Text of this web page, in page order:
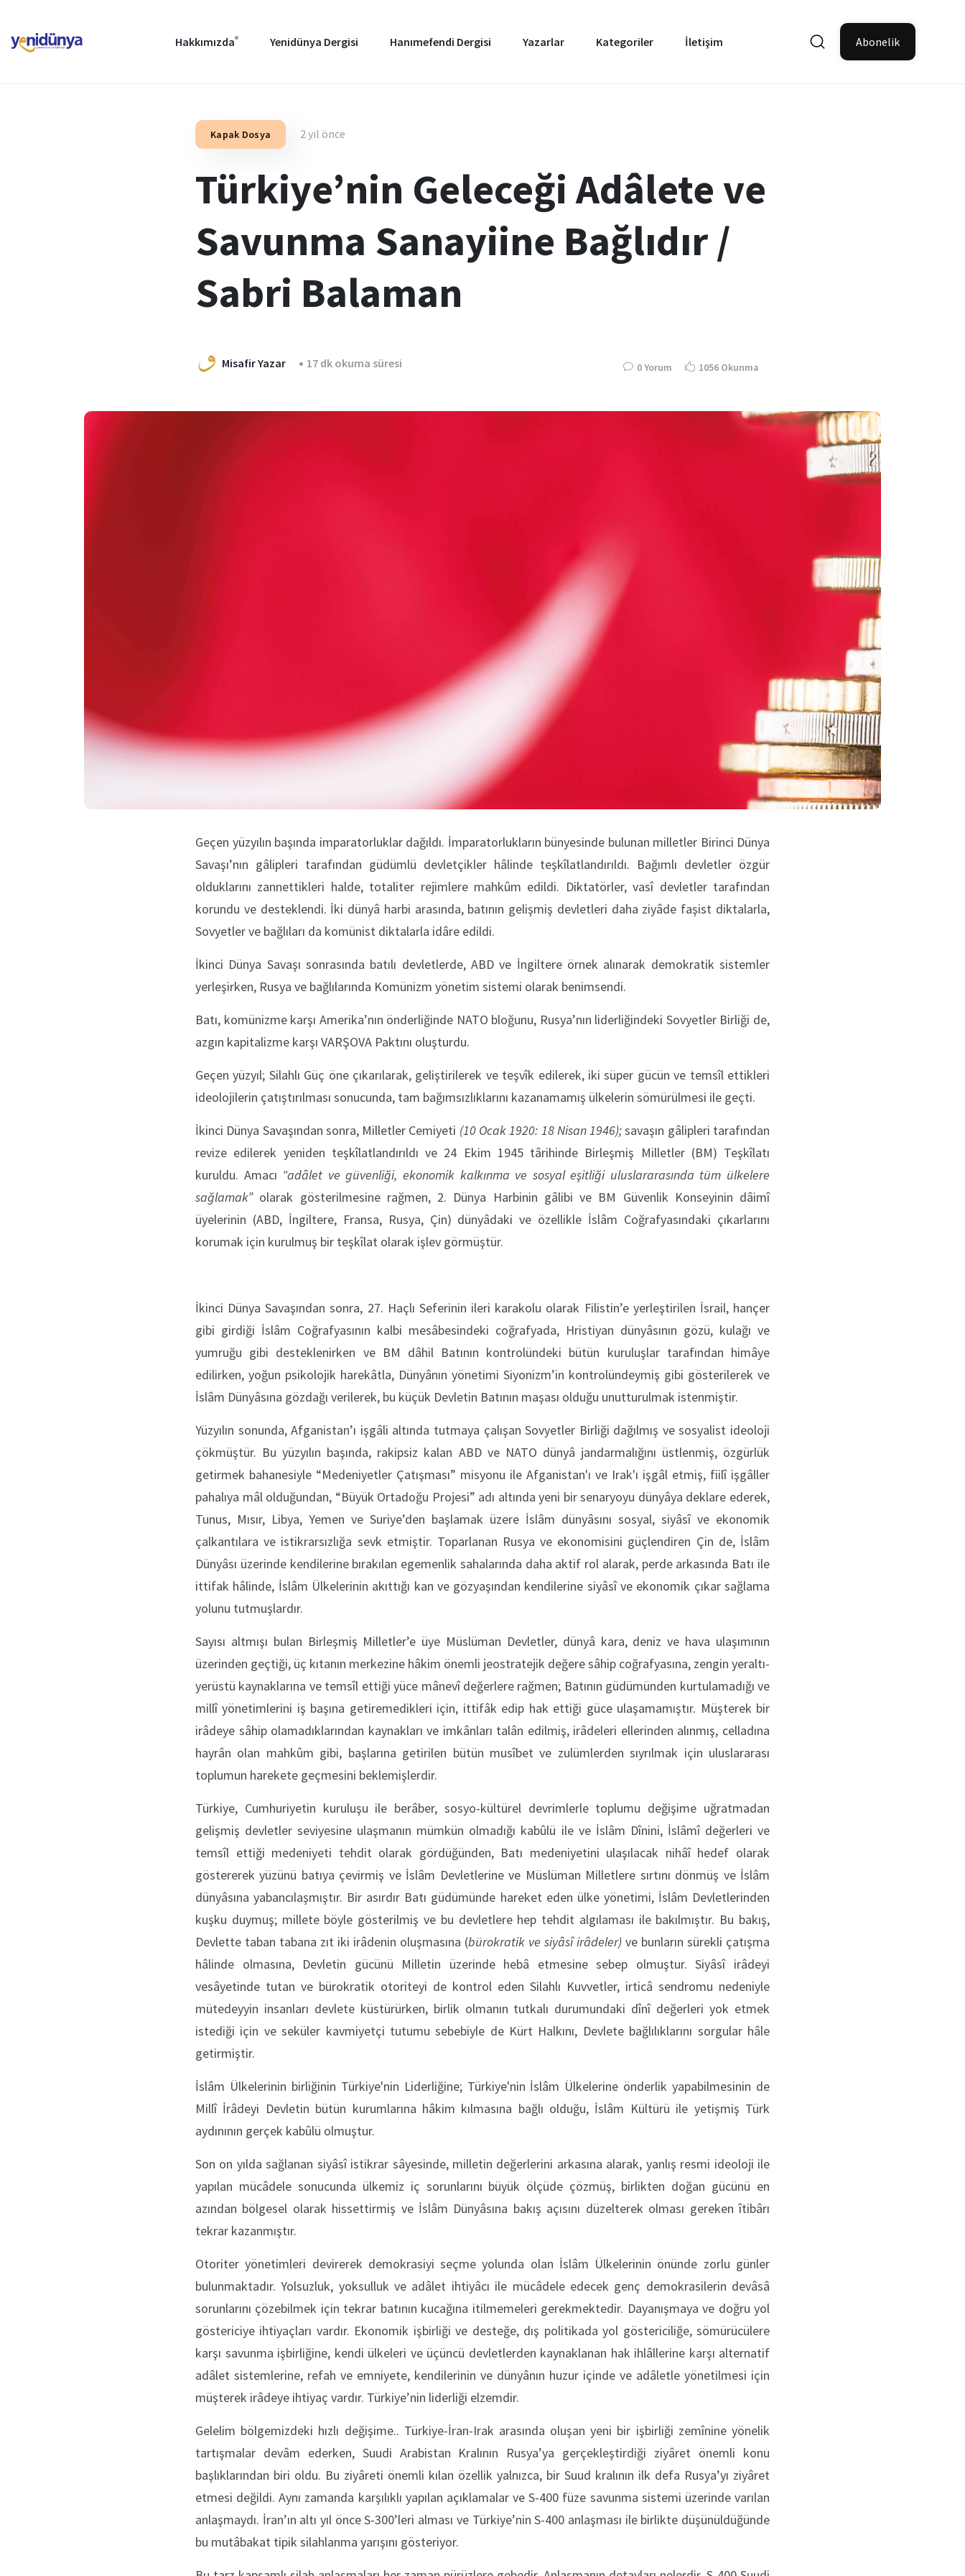
Hakkımızda Yenidünya Dergisi Hanımefendi Dergisi Yazarlar Kategoriler İletişim Abonelik
Kapak Dosya 2 yıl önce
Türkiye’nin Geleceği Adâlete ve
Savunma Sanayiine Bağlıdır /
Sabri Balaman
Misafir Yazar 17 dk okuma süresi 0 Yorum 1056 Okunma
Geçen yüzyılın başında imparatorluklar dağıldı. İmparatorlukların bünyesinde bulunan milletler Birinci Dünya
Savaşı’nın gâlipleri tarafından güdümlü devletçikler hâlinde teşkîlatlandırıldı. Bağımlı devletler özgür
olduklarını zannettikleri halde, totaliter rejimlere mahkûm edildi. Diktatörler, vasî devletler tarafından
korundu ve desteklendi. İki dünyâ harbi arasında, batının gelişmiş devletleri daha ziyâde faşist diktalarla,
Sovyetler ve bağlıları da komünist diktalarla idâre edildi.
İkinci Dünya Savaşı sonrasında batılı devletlerde, ABD ve İngiltere örnek alınarak demokratik sistemler
yerleşirken, Rusya ve bağlılarında Komünizm yönetim sistemi olarak benimsendi.
Batı, komünizme karşı Amerika’nın önderliğinde NATO bloğunu, Rusya’nın liderliğindeki Sovyetler Birliği de,
azgın kapitalizme karşı VARŞOVA Paktını oluşturdu.
Geçen yüzyıl; Silahlı Güç öne çıkarılarak, geliştirilerek ve teşvîk edilerek, iki süper gücün ve temsîl ettikleri
ideolojilerin çatıştırılması sonucunda, tam bağımsızlıklarını kazanamamış ülkelerin sömürülmesi ile geçti.
İkinci Dünya Savaşından sonra, Milletler Cemiyeti (10 Ocak 1920: 18 Nisan 1946);savaşın gâlipleri tarafından
revize edilerek yeniden teşkîlatlandırıldı ve 24 Ekim 1945 târihinde Birleşmiş Milletler (BM) Teşkîlatı
kuruldu. Amacı "adâlet ve güvenliği, ekonomik kalkınma ve sosyal eşitliği uluslararasında tüm ülkelere
sağlamak” olarak gösterilmesine rağmen, 2. Dünya Harbinin gâlibi ve BM Güvenlik Konseyinin dâimî
üyelerinin (ABD, İngiltere, Fransa, Rusya, Çin) dünyâdaki ve özellikle İslâm Coğrafyasındaki çıkarlarını
korumak için kurulmuş bir teşkîlat olarak işlev görmüştür.
İkinci Dünya Savaşından sonra, 27. Haçlı Seferinin ileri karakolu olarak Filistin’e yerleştirilen İsrail, hançer
gibi girdiği İslâm Coğrafyasının kalbi mesâbesindeki coğrafyada, Hristiyan dünyâsının gözü, kulağı ve
yumruğu gibi desteklenirken ve BM dâhil Batının kontrolündeki bütün kuruluşlar tarafından himâye
edilirken, yoğun psikolojik harekâtla, Dünyânın yönetimi Siyonizm’in kontrolündeymiş gibi gösterilerek ve
İslâm Dünyâsına gözdağı verilerek, bu küçük Devletin Batının maşası olduğu unutturulmak istenmiştir.
Yüzyılın sonunda, Afganistan’ı işgâli altında tutmaya çalışan Sovyetler Birliği dağılmış ve sosyalist ideoloji
çökmüştür. Bu yüzyılın başında, rakipsiz kalan ABD ve NATO dünyâ jandarmalığını üstlenmiş, özgürlük
getirmek bahanesiyle “Medeniyetler Çatışması” misyonu ile Afganistan'ı ve Irak'ı işgâl etmiş, fiilî işgâller
pahalıya mâl olduğundan, “Büyük Ortadoğu Projesi” adı altında yeni bir senaryoyu dünyâya deklare ederek,
Tunus, Mısır, Libya, Yemen ve Suriye’den başlamak üzere İslâm dünyâsını sosyal, siyâsî ve ekonomik
çalkantılara ve istikrarsızlığa sevk etmiştir. Toparlanan Rusya ve ekonomisini güçlendiren Çin de, İslâm
Dünyâsı üzerinde kendilerine bırakılan egemenlik sahalarında daha aktif rol alarak, perde arkasında Batı ile
ittifak hâlinde, İslâm Ülkelerinin akıttığı kan ve gözyaşından kendilerine siyâsî ve ekonomik çıkar sağlama
yolunu tutmuşlardır.
Sayısı altmışı bulan Birleşmiş Milletler’e üye Müslüman Devletler, dünyâ kara, deniz ve hava ulaşımının
üzerinden geçtiği, üç kıtanın merkezine hâkim önemli jeostratejik değere sâhip coğrafyasına, zengin yeraltı-
yerüstü kaynaklarına ve temsîl ettiği yüce mânevî değerlere rağmen; Batının güdümünden kurtulamadığı ve
millî yönetimlerini iş başına getiremedikleri için, ittifâk edip hak ettiği güce ulaşamamıştır. Müşterek bir
irâdeye sâhip olamadıklarından kaynakları ve imkânları talân edilmiş, irâdeleri ellerinden alınmış, celladına
hayrân olan mahkûm gibi, başlarına getirilen bütün musîbet ve zulümlerden sıyrılmak için uluslararası
toplumun harekete geçmesini beklemişlerdir.
Türkiye, Cumhuriyetin kuruluşu ile berâber, sosyo-kültürel devrimlerle toplumu değişime uğratmadan
gelişmiş devletler seviyesine ulaşmanın mümkün olmadığı kabûlü ile ve İslâm Dînini, İslâmî değerleri ve
temsîl ettiği medeniyeti tehdit olarak gördüğünden, Batı medeniyetini ulaşılacak nihâî hedef olarak
göstererek yüzünü batıya çevirmiş ve İslâm Devletlerine ve Müslüman Milletlere sırtını dönmüş ve İslâm
dünyâsına yabancılaşmıştır. Bir asırdır Batı güdümünde hareket eden ülke yönetimi, İslâm Devletlerinden
kuşku duymuş; millete böyle gösterilmiş ve bu devletlere hep tehdit algılaması ile bakılmıştır. Bu bakış,
Devlette taban tabana zıt iki irâdenin oluşmasına (bürokratik ve siyâsî irâdeler) ve bunların sürekli çatışma
hâlinde olmasına, Devletin gücünü Milletin üzerinde hebâ etmesine sebep olmuştur. Siyâsî irâdeyi
vesâyetinde tutan ve bürokratik otoriteyi de kontrol eden Silahlı Kuvvetler, irticâ sendromu nedeniyle
mütedeyyin insanları devlete küstürürken, birlik olmanın tutkalı durumundaki dînî değerleri yok etmek
istediği için ve seküler kavmiyetçi tutumu sebebiyle de Kürt Halkını, Devlete bağlılıklarını sorgular hâle
getirmiştir.
İslâm Ülkelerinin birliğinin Türkiye'nin Liderliğine; Türkiye'nin İslâm Ülkelerine önderlik yapabilmesinin de
Millî İrâdeyi Devletin bütün kurumlarına hâkim kılmasına bağlı olduğu, İslâm Kültürü ile yetişmiş Türk
aydınının gerçek kabûlü olmuştur.
Son on yılda sağlanan siyâsî istikrar sâyesinde, milletin değerlerini arkasına alarak, yanlış resmi ideoloji ile
yapılan mücâdele sonucunda ülkemiz iç sorunlarını büyük ölçüde çözmüş, birlikten doğan gücünü en
azından bölgesel olarak hissettirmiş ve İslâm Dünyâsına bakış açısını düzelterek olması gereken îtibârı
tekrar kazanmıştır.
Otoriter yönetimleri devirerek demokrasiyi seçme yolunda olan İslâm Ülkelerinin önünde zorlu günler
bulunmaktadır. Yolsuzluk, yoksulluk ve adâlet ihtiyâcı ile mücâdele edecek genç demokrasilerin devâsâ
sorunlarını çözebilmek için tekrar batının kucağına itilmemeleri gerekmektedir. Dayanışmaya ve doğru yol
göstericiye ihtiyaçları vardır. Ekonomik işbirliği ve desteğe, dış politikada yol göstericiliğe, sömürücülere
karşı savunma işbirliğine, kendi ülkeleri ve üçüncü devletlerden kaynaklanan hak ihlâllerine karşı alternatif
adâlet sistemlerine, refah ve emniyete, kendilerinin ve dünyânın huzur içinde ve adâletle yönetilmesi için
müşterek irâdeye ihtiyaç vardır. Türkiye’nin liderliği elzemdir.
Gelelim bölgemizdeki hızlı değişime.. Türkiye-İran-Irak arasında oluşan yeni bir işbirliği zemînine yönelik
tartışmalar devâm ederken, Suudi Arabistan Kralının Rusya’ya gerçekleştirdiği ziyâret önemli konu
başlıklarından biri oldu. Bu ziyâreti önemli kılan özellik yalnızca, bir Suud kralının ilk defa Rusya’yı ziyâret
etmesi değildi. Aynı zamanda karşılıklı yapılan açıklamalar ve S-400 füze savunma sistemi üzerinde varılan
anlaşmaydı. İran’ın altı yıl önce S-300’leri alması ve Türkiye’nin S-400 anlaşması ile birlikte düşünüldüğünde
bu mutâbakat tipik silahlanma yarışını gösteriyor.